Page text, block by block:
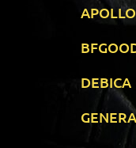
APOLLO
DEBICA